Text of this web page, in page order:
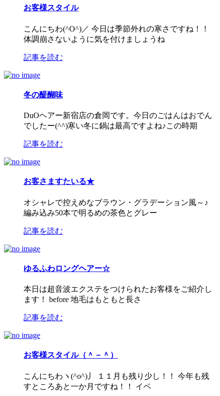
お客様スタイル
こんにちわ(^O^)／ 今日は季節外れの寒さですね！！
体調崩さないように気を付けましょうね
記事を読む
冬の醍醐味
DuOヘアー新宿店の倉岡です。今日のごはんはおでん
でしたー(^^)寒い冬に鍋は最高ですよね♪この時期
記事を読む
お客さますたいる★
オシャレで控えめなブラウン・グラデーション風～♪
編み込み50本で明るめの茶色とグレー
記事を読む
ゆるふわロングヘアー☆
本日は超音波エクステをつけられたお客様をご紹介し
ます！ before 地毛はもともと長さ
記事を読む
お客様スタイル（＾－＾）
こんにちわヽ(^o^)丿 １１月も残り少し！！ 今年も残
すところあと一か月ですね！！ イベ